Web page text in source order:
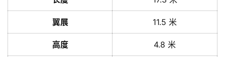
翼展 11.5 米
高度 4.8 米